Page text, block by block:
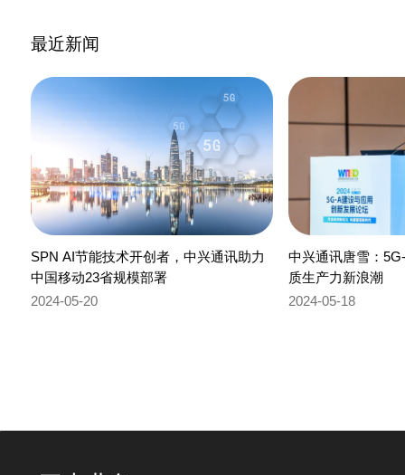
最近新闻
SPN AI节能技术开创者，中兴通讯助力
中国移动23省规模部署
2024-05-20
中兴通讯唐雪：
质生产力新浪潮
2024-05-18